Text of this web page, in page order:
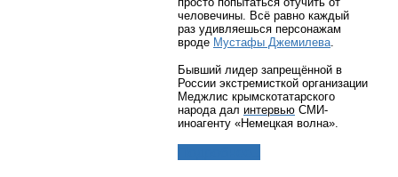
человечины. Всё равно каждый
раз удивляешься персонажам
вроде Мустафы Джемилева.
Бывший лидер запрещённой в
России экстремисткой организации
Меджлис крымскотатарского
народа дал интервью СМИ-
иноагенту «Немецкая волна».